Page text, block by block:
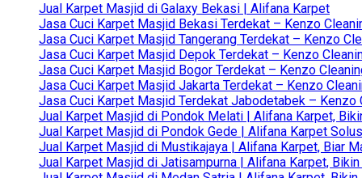
Jual Karpet Masjid di Galaxy Bekasi | Alifana Karpet
Jasa Cuci Karpet Masjid Bekasi Terdekat – Kenzo
Jasa Cuci Karpet Masjid Tangerang Terdekat – Kenzo
Jasa Cuci Karpet Masjid Depok Terdekat – Kenzo
Jasa Cuci Karpet Masjid Bogor Terdekat – Kenzo
Jasa Cuci Karpet Masjid Jakarta Terdekat – Kenzo
Jasa Cuci Karpet Masjid Terdekat Jabodetabek –
Jual Karpet Masjid di Pondok Melati | Alifana Karpet,
Jual Karpet Masjid di Pondok Gede | Alifana Karpet
Jual Karpet Masjid di Mustikajaya | Alifana Karpet, Biar
Jual Karpet Masjid di Jatisampurna | Alifana Karpet,